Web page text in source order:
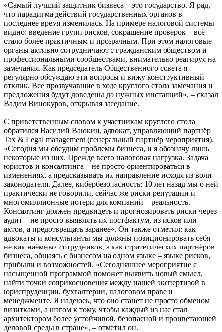
«Самый лучший защитник бизнеса – это государство. Я рад,
что парадигма действий государственных органов в
последнее время изменилась. На примере налоговой системы
видно: введение групп рисков, сокращение проверок – всё
стало более практичным и прозрачным. При этом налоговые
органы активно сотрудничают с гражданским обществом и
профессиональными сообществами, внимательно реагируя на
замечания. Как председатель Общественного совета я
регулярно обсуждаю эти вопросы и вижу конструктивный
отклик. Все прозвучавшие в ходе круглого стола замечания и
предложения будут доведены до нужных инстанций», – сказал
Вадим Винокуров, открывая заседание.
С приветственным словом к участникам круглого стола
обратился Василий Ваюкин, адвокат, управляющий партнёр
Tax & Legal management (генеральный партнёр мероприятия).
«Сегодня мы обсудим проблемы бизнеса, и я обозначу лишь
некоторые из них. Прежде всего налоговая нагрузка. Задача
юристов и консалтинга – не просто ориентироваться в
изменениях, а предсказывать их направление исходя из воли
законодателя. Далее, кибербезопасность: 10 лет назад мы о ней
практически не говорили, сейчас же риски репутации и
многомиллионные потери для компаний – реальность.
Консалтинг должен предвидеть и прогнозировать риски через
аудит – не просто выявлять их постфактум, из исков или
актов, а предотвращать заранее». Он также отметил: как
адвокаты и консультанты мы должны позиционировать себя
не как наёмных сотрудников, а как стратегических партнёров
бизнеса, общаясь с бизнесом на одном языке – языке рисков,
прибыли и возможностей. «Сегодняшнее мероприятие с
насыщенной программой поможет выявить новый смысл,
найти точки соприкосновения между нашей экспертизой в
юриспруденции, бухгалтерии, налоговом праве и
менеджменте. Я надеюсь, что оно станет не просто обменом
визитками, а шагом к тому, чтобы каждый из нас стал
архитектором более устойчивой, безопасной и процветающей
деловой среды в стране», – отметил он.